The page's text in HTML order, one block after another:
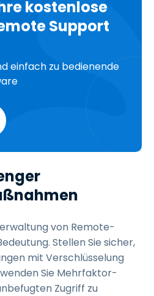
kostenlose
Support
einfach zu bedienende
von Remote-
Stellen Sie sicher,
mit Verschlüsselung
Sie Mehrfaktor-
Zugriff zu